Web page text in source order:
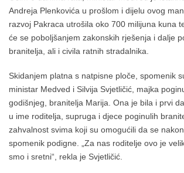
Andreja Plenkovića u prošlom i dijelu ovog
razvoj Pakraca utrošila oko 700 milijuna kuna
će se poboljšanjem zakonskih rješenja i dalje
branitelja, ali i civila ratnih stradalnika.
Skidanjem platna s natpisne ploče, spomenik
ministar Medved i Silvija Svjetličić, majka
godišnjeg, branitelja Marija. Ona je bila i prvi
u ime roditelja, supruga i djece poginulih
zahvalnost svima koji su omogućili da se
spomenik podigne. „Za nas roditelje ovo je
smo i sretni“, rekla je Svjetličić.